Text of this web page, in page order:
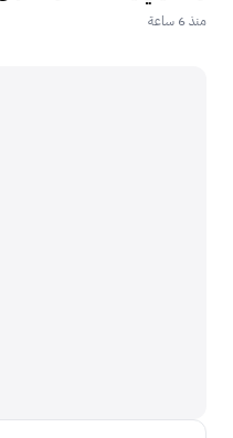
منذ 6 ساعة